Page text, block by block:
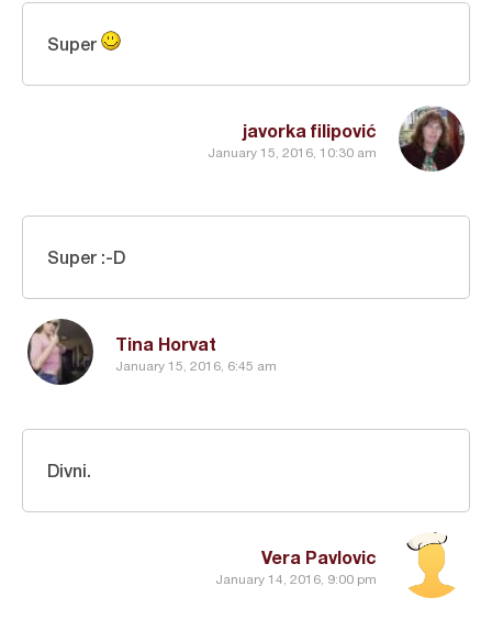
javorka filipović
January 15, 2016, 10:30 am
Super
Tina Horvat
January 15, 2016, 6:45 am
Super :-D
Vera Pavlovic
January 14, 2016, 9:00 pm
Divni.